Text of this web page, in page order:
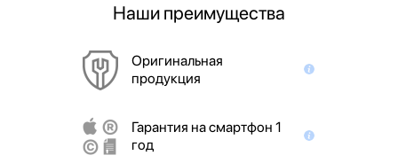
Наши преимущества
Оригинальная
продукция
Гарантия на смартфон 1
год